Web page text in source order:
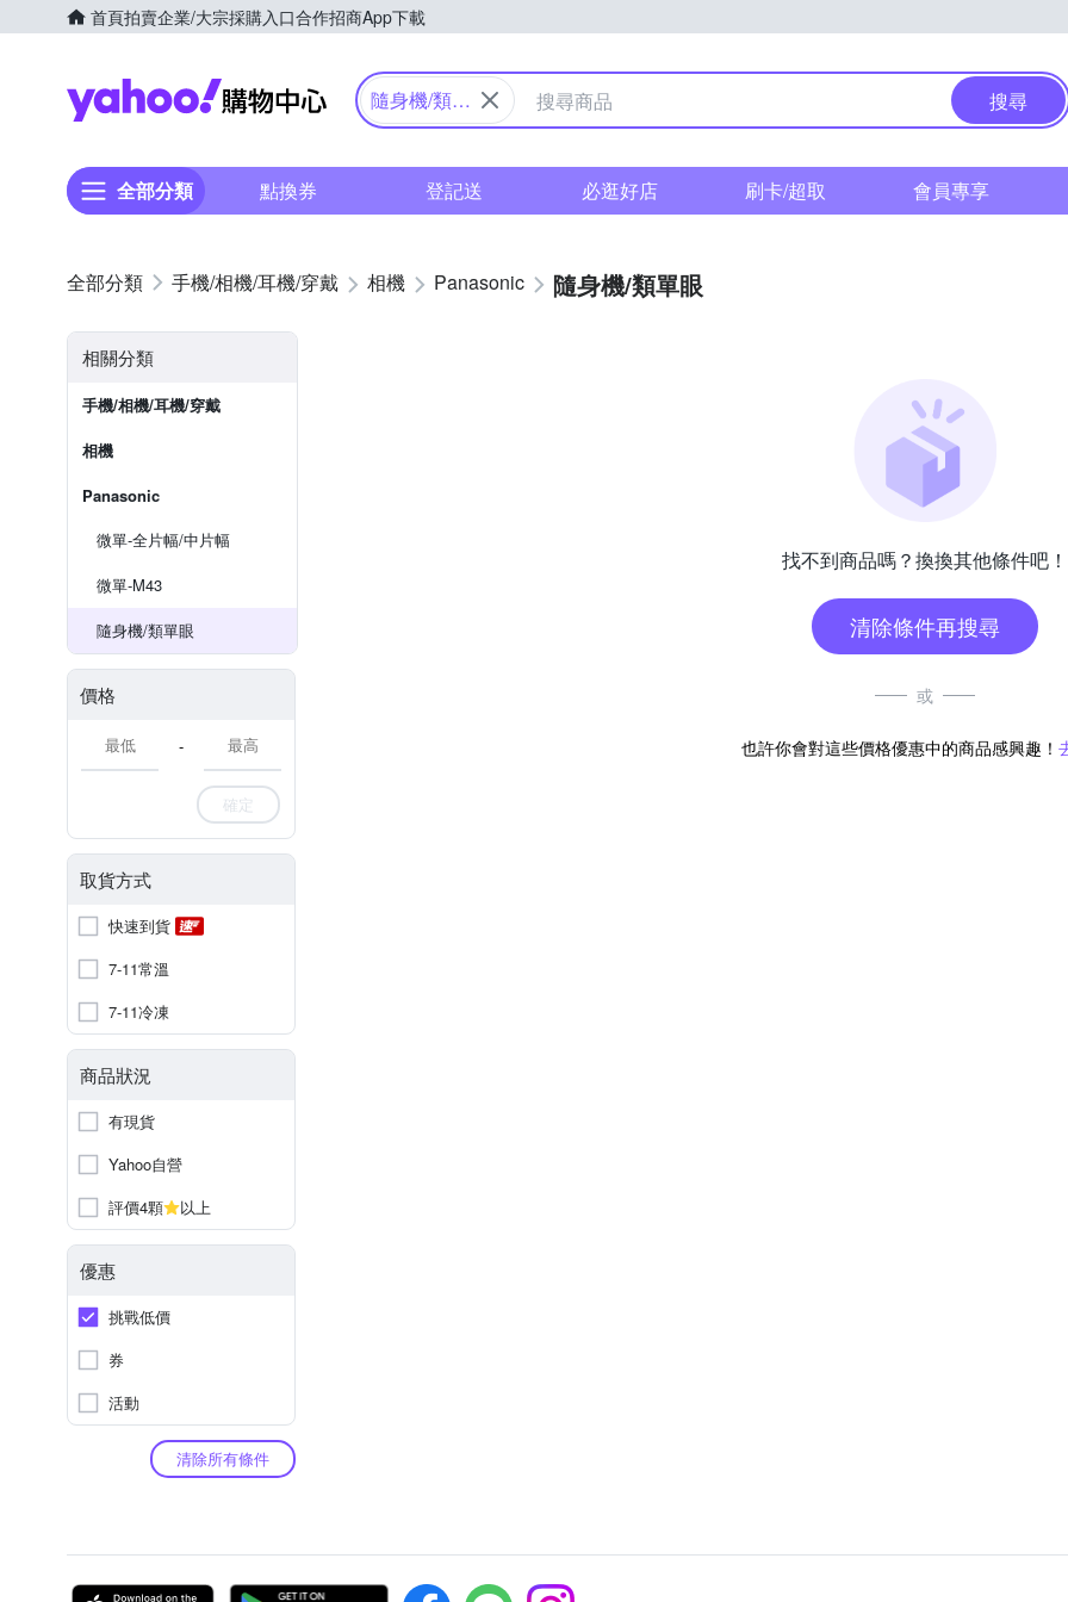
首頁拍賣企業/大宗採購入口合作招商App下載
Yahoo購物中心
隨身機/類單
搜尋
全部分類 點換券 登記送 必逛好店 刷卡/超取 會員專享
手機/相機/耳機/穿戴 相機 Panasonic 隨身機/類單眼
相關分類
手機/相機/耳機/穿戴
相機
Panasonic
微單-全片幅/中片幅
微單-M43
隨身機/類單眼
價格
-
確定
取貨方式
快速到貨
7-11常溫
7-11冷凍
商品狀況
有現貨
Yahoo自營
評價4顆
以上
優惠
挑戰低價
券
活動
清除所有條件
找不到商品嗎？換換其他條件吧！
清除條件再搜尋
或
也許你會對這些價格優惠中的商品感興趣！